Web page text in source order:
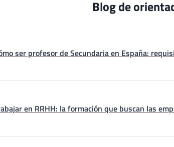
Blog de
ser profesor de Secundaria en España:
en RRHH: la formación que buscan las